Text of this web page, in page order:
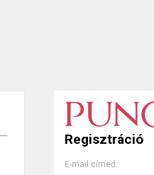
Regisztráció
E-mail címed: